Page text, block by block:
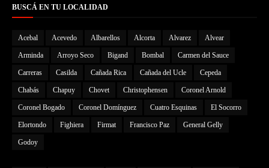
BUSCÁ EN TU LOCALIDAD
Acebal Acevedo Albarellos Alcorta Alvarez Alvear
Arminda Arroyo Seco Bigand Bombal Carmen del Sauce
Carreras Casilda Cañada Rica Cañada del Ucle Cepeda
Chabás Chapuy Chovet Christophensen Coronel Arnold
Coronel Bogado Coronel Domínguez Cuatro Esquinas El Socorro
Elortondo Fighiera Firmat Francisco Paz General Gelly
Godoy